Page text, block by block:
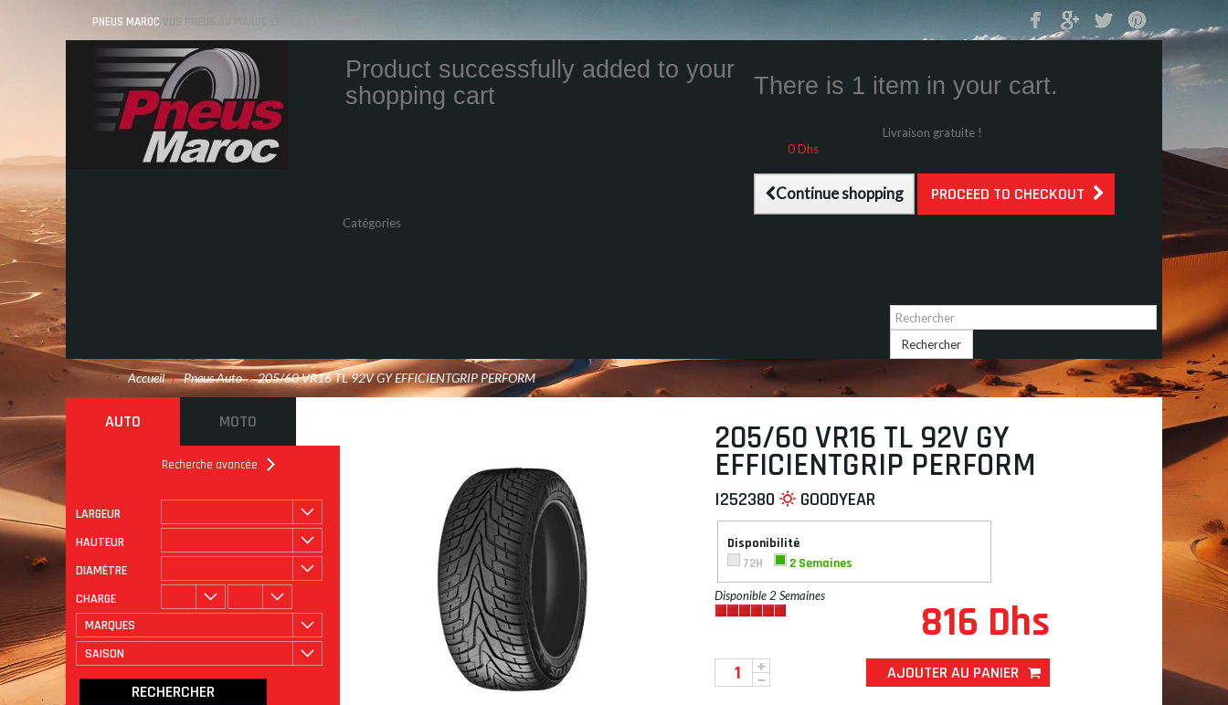
PNEUS MAROC VOS PNEUS AU MAROC LIVRÉS ET MONTÉS
Product successfully added to your
shopping cart
There is 1 item in your cart.
Livraison gratuite !
0 Dhs
Continue shopping PROCEED TO CHECKOUT
Catégories
Rechercher
Accueil / Pneus Auto > 205/60 VR16 TL 92V GY EFFICIENTGRIP PERFORM
AUTO MOTO
Recherche avancée
LARGEUR
HAUTEUR
DIAMÈTRE
CHARGE
MARQUES
SAISON
ROULAGE À PLAT
205/60 VR16 TL 92V GY
EFFICIENTGRIP PERFORM
I252380 GOODYEAR
Disponibilité
72H
2 Semaines
Disponible 2 Semaines
816 Dhs
AJOUTER AU PANIER